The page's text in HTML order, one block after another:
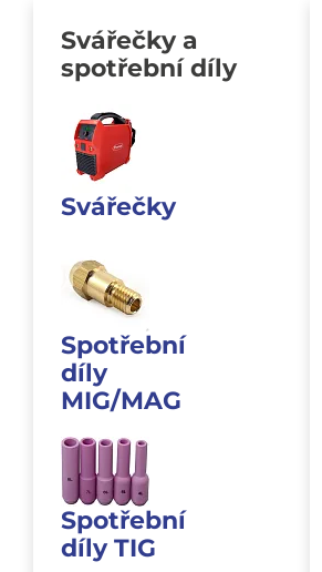
Svářečky a
spotřební díly
Svářečky
Spotřební
díly
MIG/MAG
Spotřební
díly TIG